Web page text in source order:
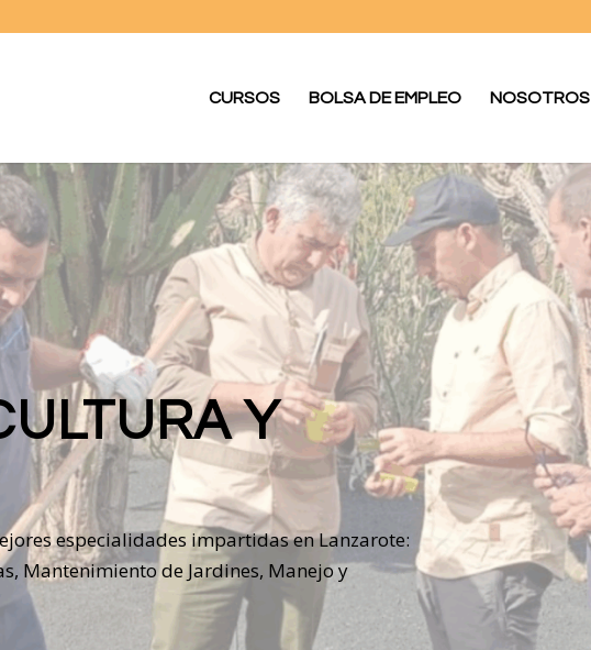
CURSOS BOLSA DE EMPLEO NOSOTROS
Y
especialidades impartidas en Lanzarote:
Mantenimiento de Jardines, Manejo y